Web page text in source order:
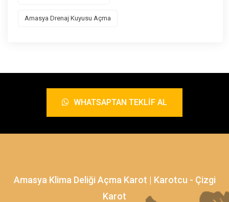
Amasya Drenaj Kuyusu Açma
WHATSAPTAN TEKLIF AL
Amasya Klima Deliği Açma Karot | Karotcu - Çizgi
Karot